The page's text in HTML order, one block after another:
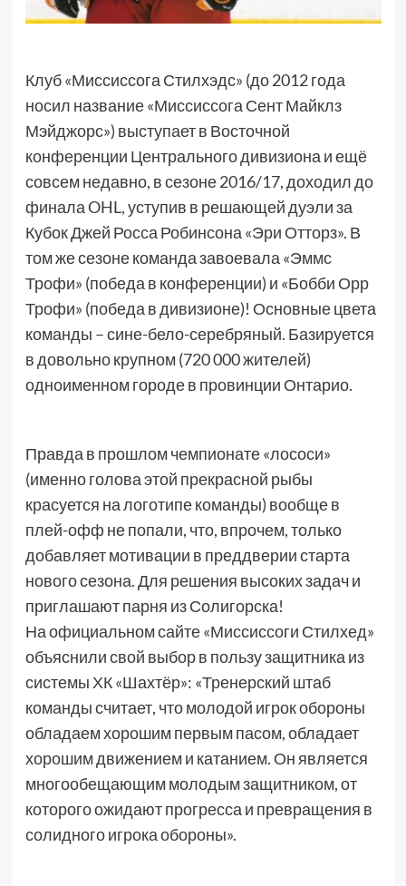
Клуб «Миссиссога Стилхэдс» (до 2012 года
носил название «Миссиссога Сент Майклз
Мэйджорс») выступает в Восточной
конференции Центрального дивизиона и ещё
совсем недавно, в сезоне 2016/17, доходил до
финала OHL, уступив в решающей дуэли за
Кубок Джей Росса Робинсона «Эри Отторз». В
том же сезоне команда завоевала «Эммс
Трофи» (победа в конференции) и «Бобби Орр
Трофи» (победа в дивизионе)! Основные цвета
команды – сине-бело-серебряный. Базируется
в довольно крупном (720 000 жителей)
одноименном городе в провинции Онтарио.
Правда в прошлом чемпионате «лососи»
(именно голова этой прекрасной рыбы
красуется на логотипе команды) вообще в
плей-офф не попали, что, впрочем, только
добавляет мотивации в преддверии старта
нового сезона. Для решения высоких задач и
приглашают парня из Солигорска!
На официальном сайте «Миссиссоги Стилхед»
объяснили свой выбор в пользу защитника из
системы ХК «Шахтёр»: «Тренерский штаб
команды считает, что молодой игрок обороны
обладаем хорошим первым пасом, обладает
хорошим движением и катанием. Он является
многообещающим молодым защитником, от
которого ожидают прогресса и превращения в
солидного игрока обороны».